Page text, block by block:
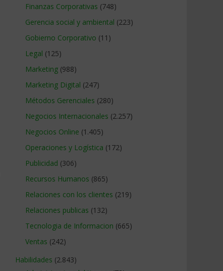
Finanzas Corporativas (748)
Gerencia social y ambiental (223)
Gobierno Corporativo (11)
Legal (125)
Marketing (988)
Marketing Digital (247)
Métodos Gerenciales (280)
Negocios Internacionales (2.257)
Negocios Online (1.405)
Operaciones y Logística (172)
Publicidad (306)
Recursos Humanos (865)
Relaciones con los clientes (219)
Relaciones publicas (132)
Tecnologia de Informacion (665)
Ventas (242)
Habilidades (2.843)